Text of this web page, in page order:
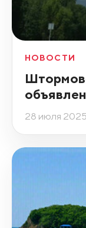
НОВОСТИ
28 июля